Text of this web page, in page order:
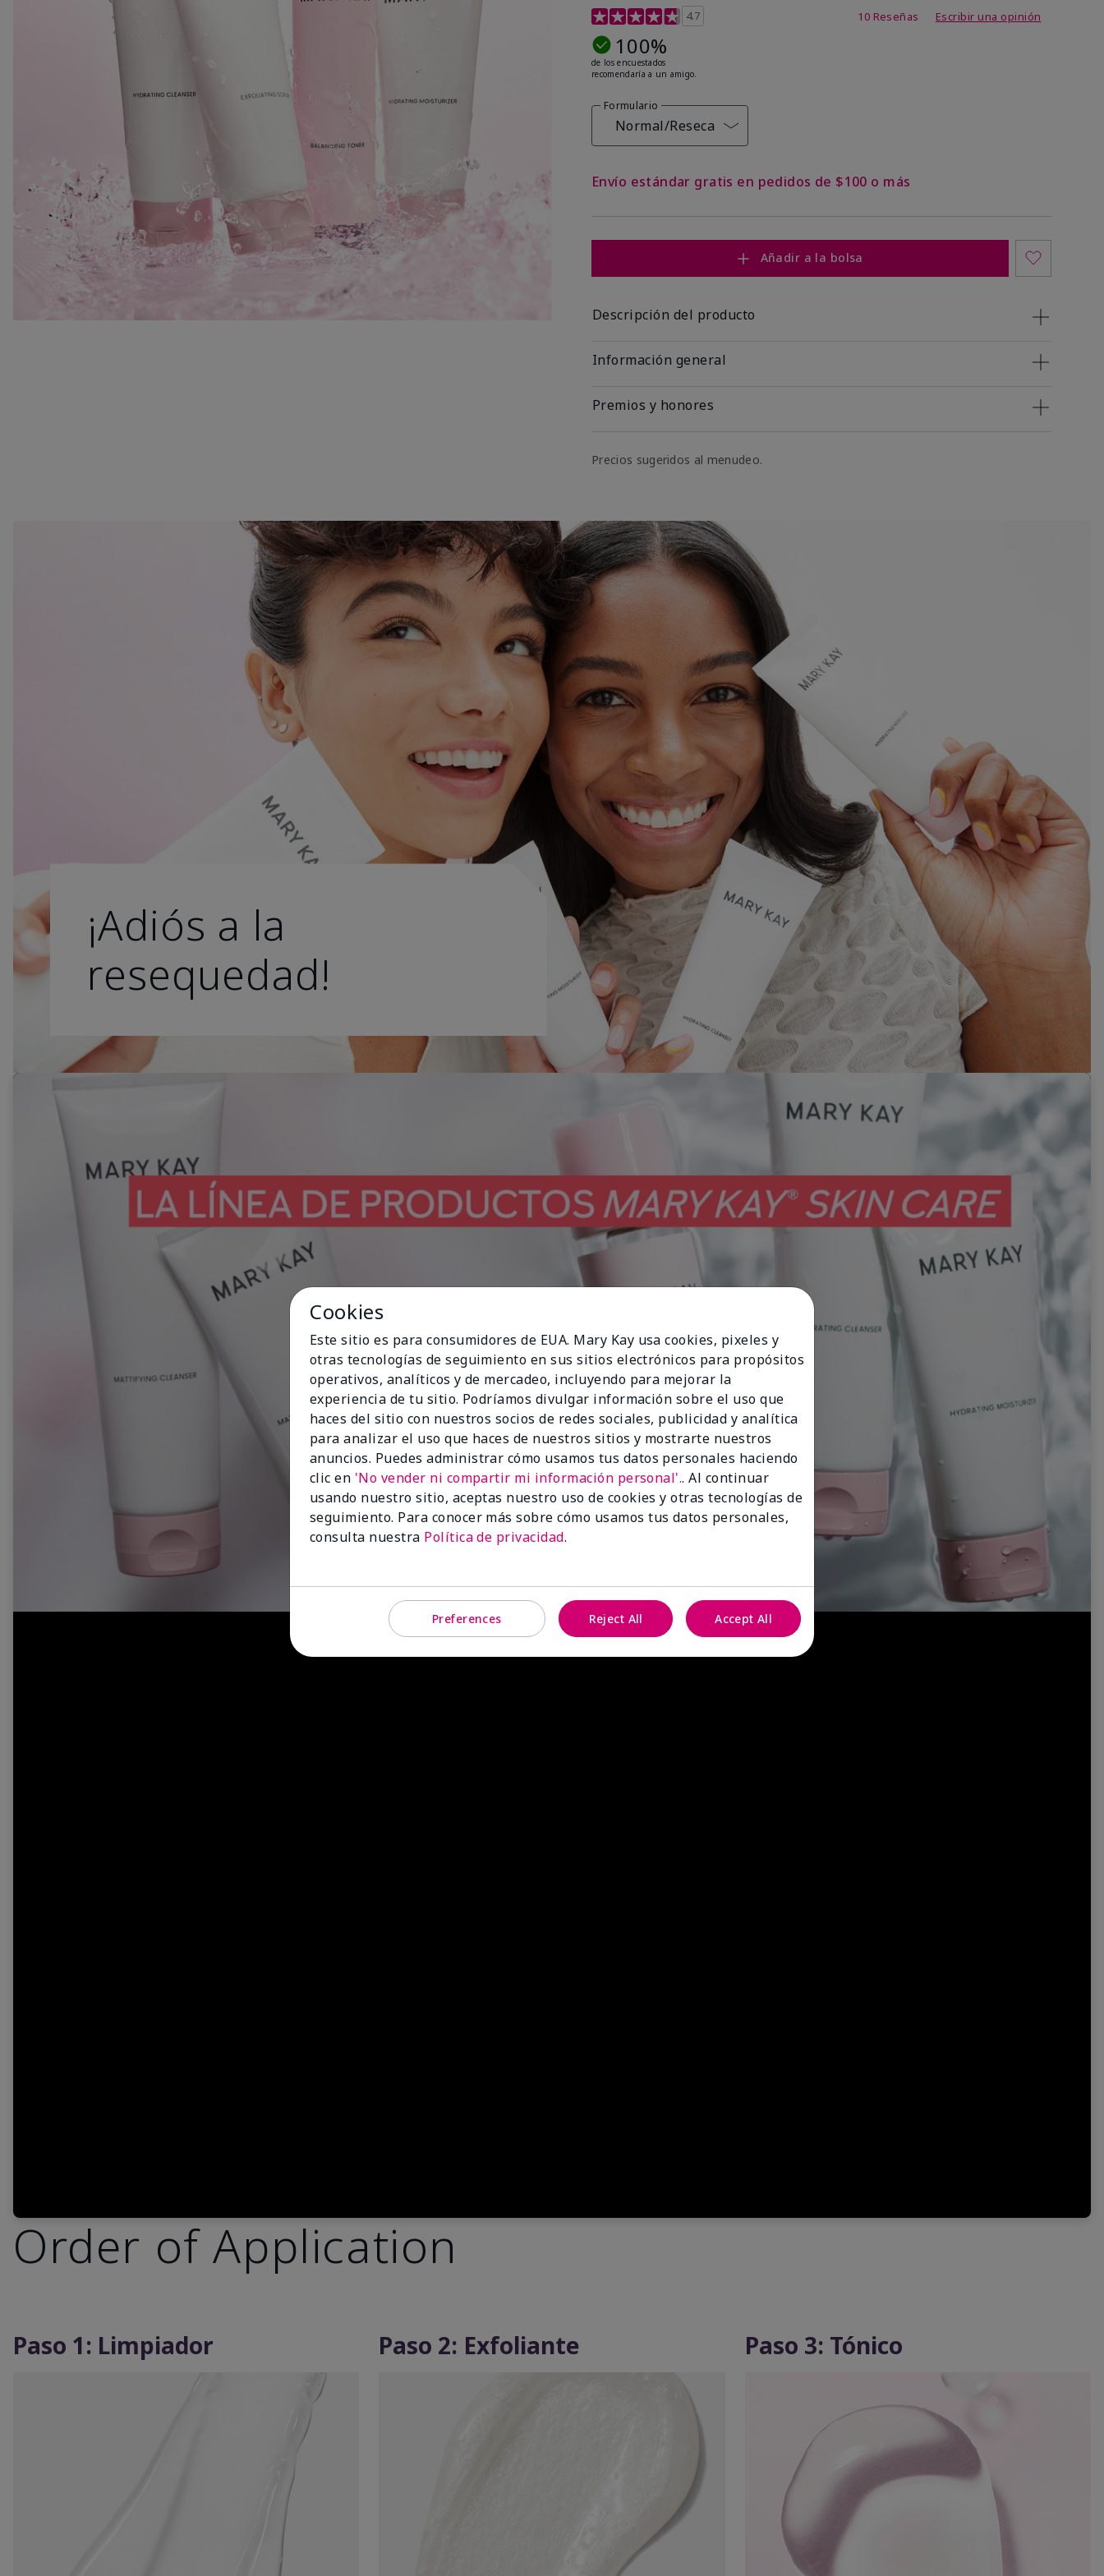
Calificación de clientes de 5 de 5
4.7 10 Reseñas Escribir una opinión
100%
de los encuestados
recomendaría a un amigo.
Formulario
Normal/Reseca
Envío estándar gratis en pedidos de $100 o más
Añadir a la bolsa
Descripción del producto
Información general
Premios y honores
Precios sugeridos al menudeo.
¡Adiós a la
resequedad!
Play
Video
Order of Application
Paso 1: Limpiador Paso 2: Exfoliante Paso 3: Tónico
Cookies
Este sitio es para consumidores de EUA. Mary Kay usa cookies, pixeles y
otras tecnologías de seguimiento en sus sitios electrónicos para propósitos
operativos, analíticos y de mercadeo, incluyendo para mejorar la
experiencia de tu sitio. Podríamos divulgar información sobre el uso que
haces del sitio con nuestros socios de redes sociales, publicidad y analítica
para analizar el uso que haces de nuestros sitios y mostrarte nuestros
anuncios. Puedes administrar cómo usamos tus datos personales haciendo
clic en 'No vender ni compartir mi información personal'.. Al continuar
usando nuestro sitio, aceptas nuestro uso de cookies y otras tecnologías de
seguimiento. Para conocer más sobre cómo usamos tus datos personales,
consulta nuestra Política de privacidad.
Preferences Reject All Accept All